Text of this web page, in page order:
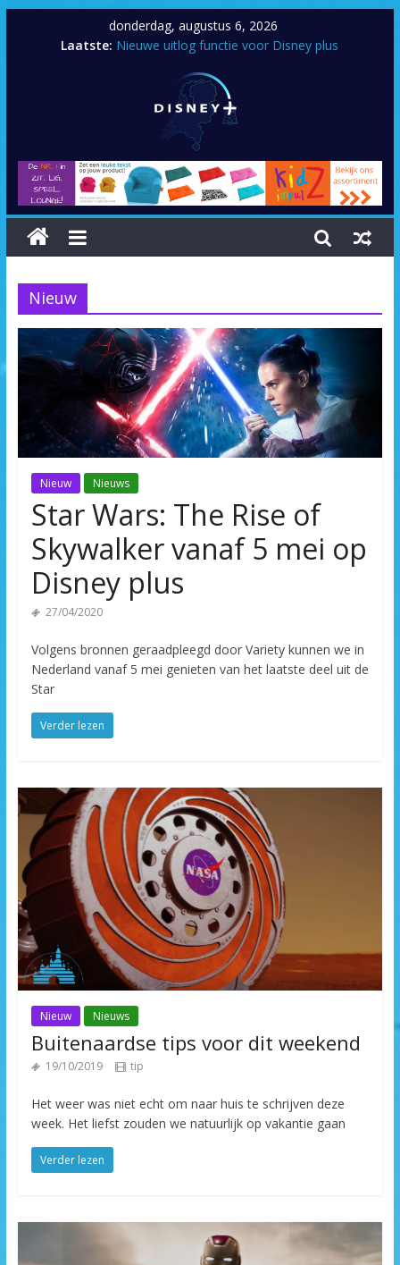
donderdag, augustus 6, 2026
Laatste: Nieuwe uitlog functie voor Disney plus
Zenimation
Tayler Swift: City of lover concert
Prop Culture
Nieuw
Nieuw Nieuws
Star Wars: The Rise of
Skywalker vanaf 5 mei op
Disney plus
27/04/2020
Volgens bronnen geraadpleegd door Variety kunnen we in
Nederland vanaf 5 mei genieten van het laatste deel uit de
Star
Verder lezen
Nieuw Nieuws
Buitenaardse tips voor dit weekend
19/10/2019 tip
Het weer was niet echt om naar huis te schrijven deze
week. Het liefst zouden we natuurlijk op vakantie gaan
Verder lezen